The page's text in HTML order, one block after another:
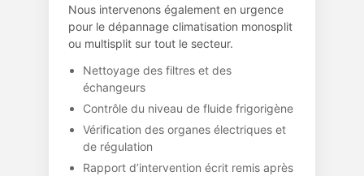
Nous intervenons également en urgence
pour le dépannage climatisation monosplit
ou multisplit sur tout le secteur.
Nettoyage des filtres et des
échangeurs
Contrôle du niveau de fluide frigorigène
Vérification des organes électriques et
de régulation
Rapport d’intervention écrit remis après